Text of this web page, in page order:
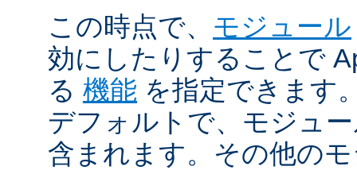
この時点で、 モジュール
効にしたりすることで
る 機能 を指定できます
デフォルトで、モジュ
含まれます。その他の